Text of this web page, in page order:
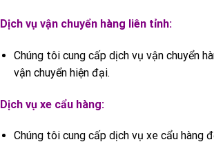
Dịch vụ vận chuyển hàng liên tỉnh:
Chúng tôi cung cấp dịch vụ vận chuyển
vận chuyển hiện đại.
Dịch vụ xe cẩu hàng:
Chúng tôi cung cấp dịch vụ xe cẩu hàng